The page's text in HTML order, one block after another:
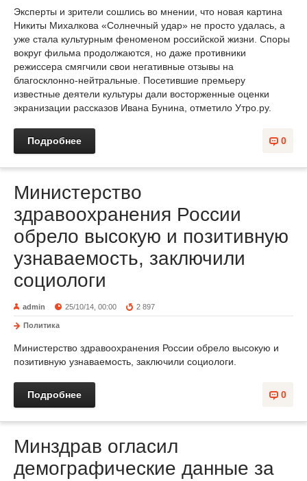
Эксперты и зрители сошлись во мнении, что новая картина
Никиты Михалкова «Солнечный удар» не просто удалась, а
уже стала культурным феноменом российской жизни. Споры
вокруг фильма продолжаются, но даже противники
режиссера смягчили свои негативные отзывы на
благосклонно-нейтральные. Посетившие премьеру
известные деятели культуры дали восторженные оценки
экранизации рассказов Ивана Бунина, отметило Утро.ру.
0
Подробнее
Министерство
здравоохранения России
обрело высокую и позитивную
узнаваемость, заключили
социологи
admin 25/10/14, 00:00 2 897
Политика
Министерство здравоохранения России обрело высокую и
позитивную узнаваемость, заключили социологи.
0
Подробнее
Минздрав огласил
демографические данные за